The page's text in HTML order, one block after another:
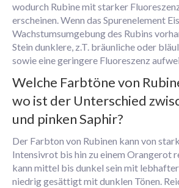
wodurch Rubine mit starker
erscheinen. Wenn das Spurenelement
Wachstumsumgebung des Rubins
Stein dunklere, z.T. bräunliche oder
sowie eine geringere Fluoreszenz
Welche Farbtöne von
wo ist der Unterschied
und pinken Saphir?
Der Farbton von Rubinen kann von
Intensivrot bis hin zu einem Orangerot
kann mittel bis dunkel sein mit
niedrig gesättigt mit dunklen Tönen.